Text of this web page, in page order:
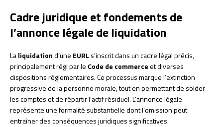
Cadre juridique et fondements de
l’annonce légale de liquidation
Laliquidationd’une EURLs’inscrit dans un cadre légal précis,
principalement régi par le Code de commerceet diverses
dispositions réglementaires. Ce processus marque l’extinction
progressive de la personne morale, tout en permettant de solder
les comptes et de répartir l’actif résiduel. L’annonce légale
représente une formalité substantielle dont l’omission peut
entraîner des conséquences juridiques significatives.